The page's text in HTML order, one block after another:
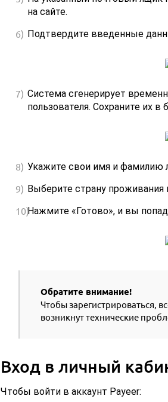
на сайте.
Подтвердите введенные
Система сгенерирует
пользователя. Сохраните их
Укажите свои имя и фамилию
Выберите страну проживания
Нажмите «Готово», и вы
Обратите внимание!
Чтобы зарегистрироваться,
возникнут технические
Вход в личный
Чтобы войти в аккаунт Payeer: